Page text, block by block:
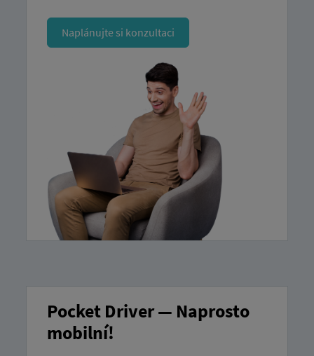
Naplánujte si konzultaci
Pocket Driver — Naprosto
mobilní!